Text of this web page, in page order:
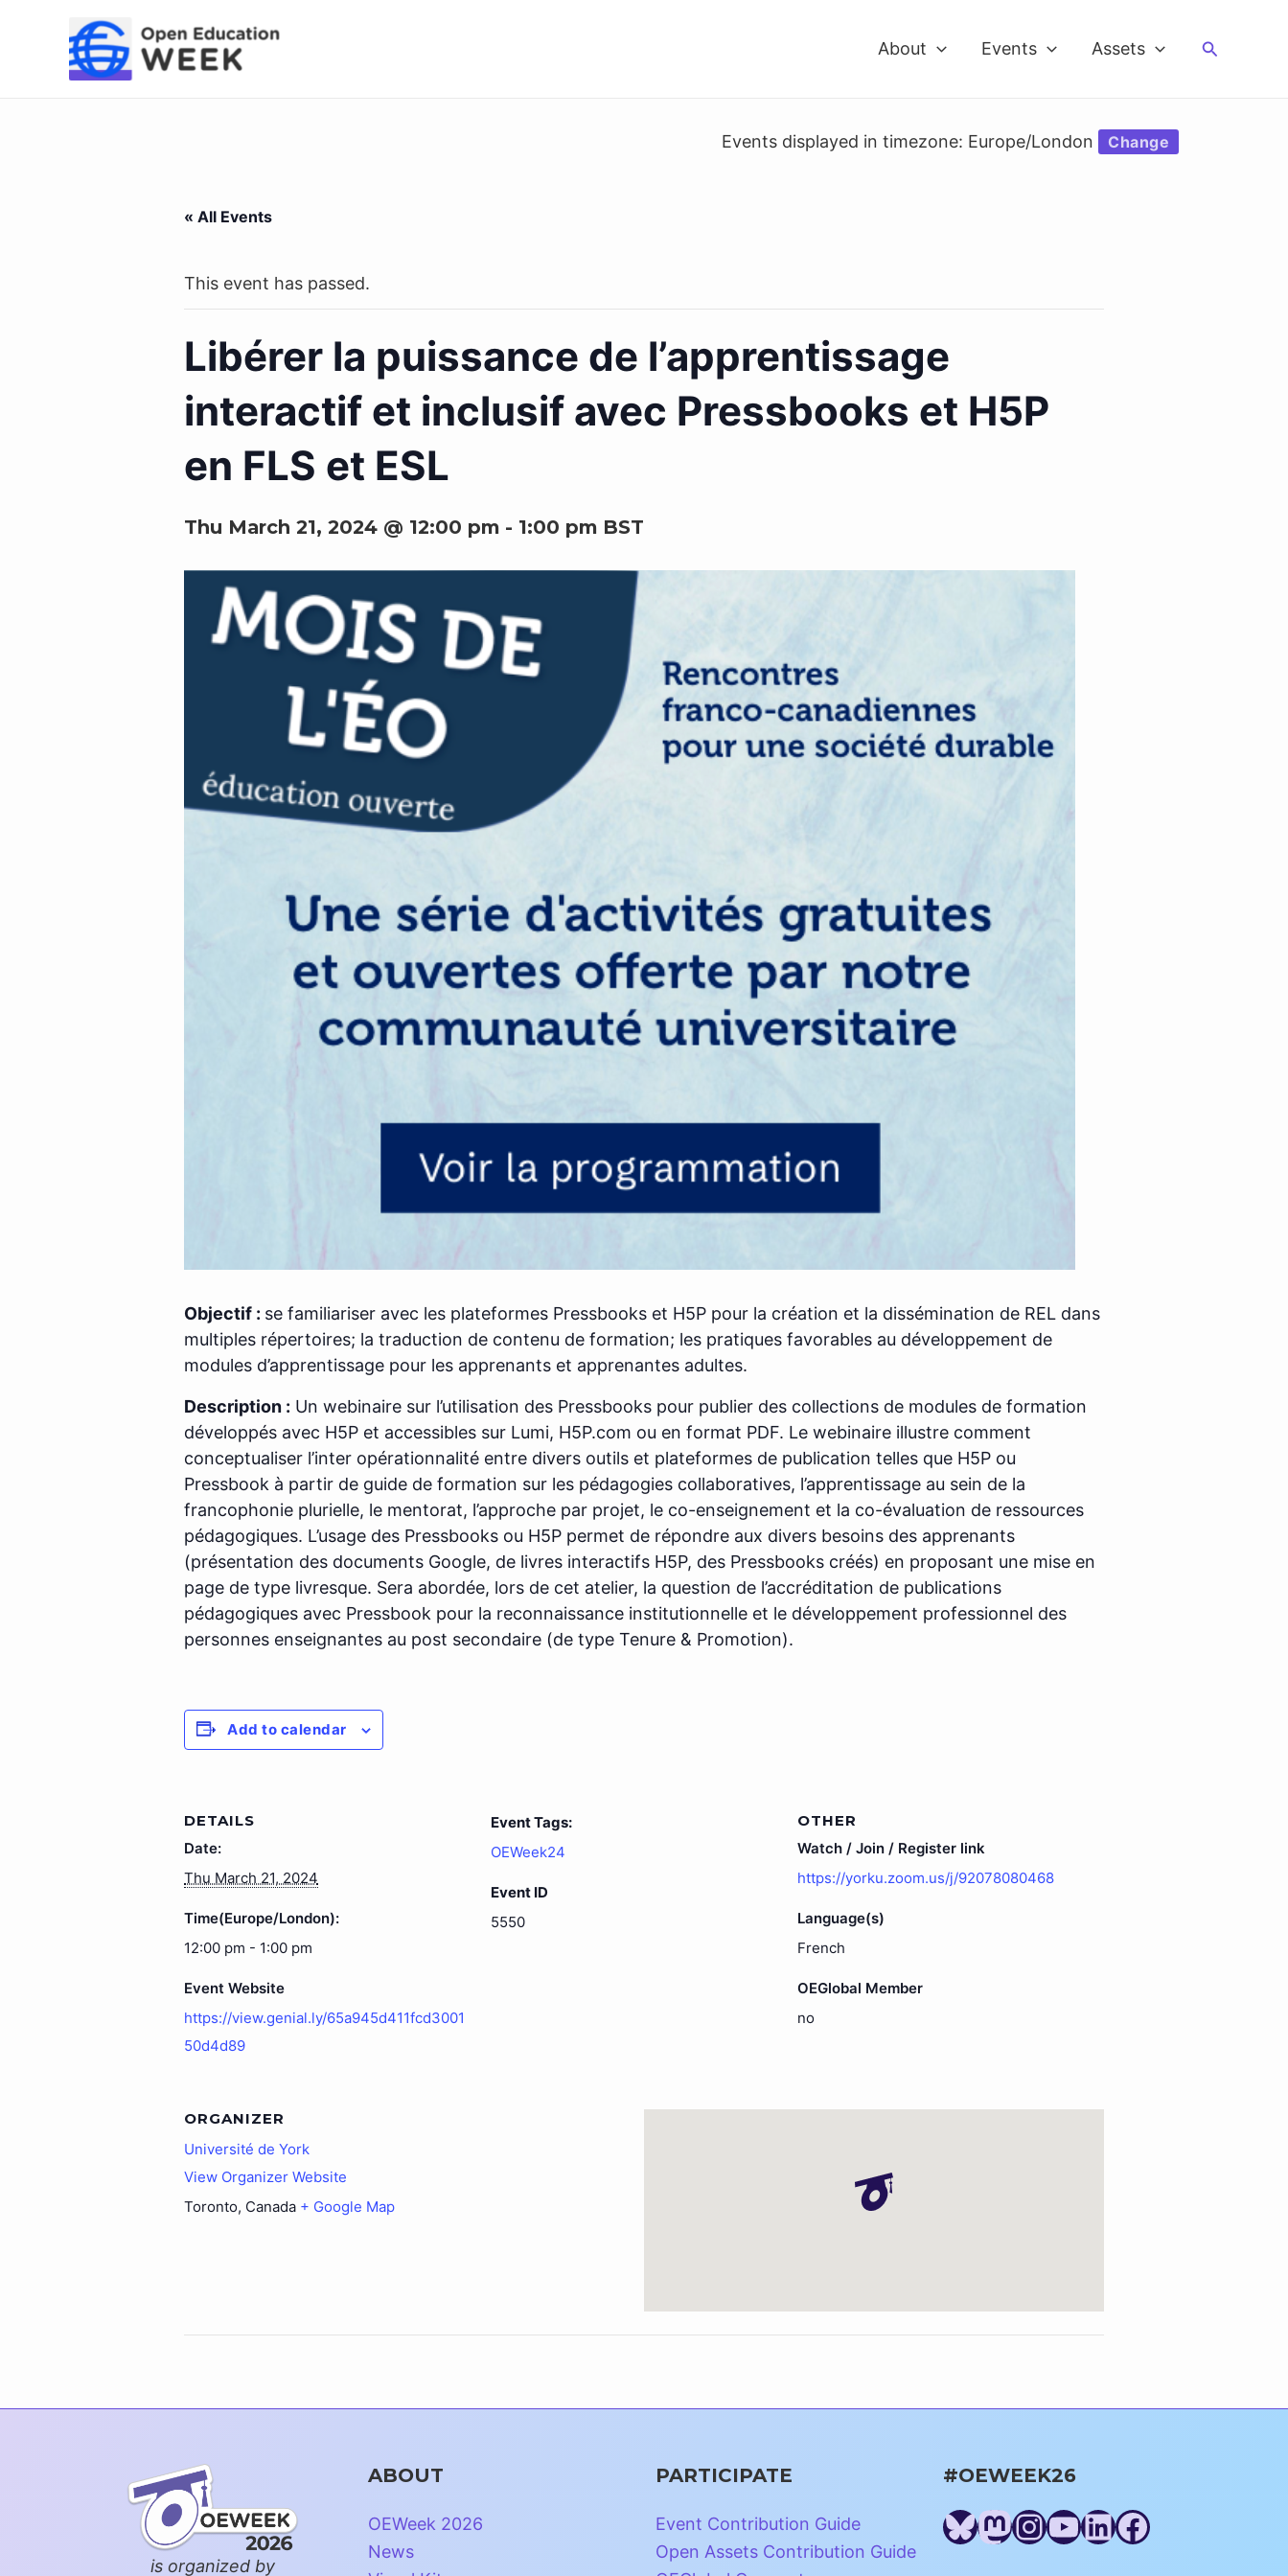
About Events Assets Search
Events displayed in timezone: Europe/London Change
« All Events
This event has passed.
Libérer la puissance de l’apprentissage
interactif et inclusif avec Pressbooks et H5P
en FLS et ESL
Thu March 21, 2024 @ 12:00 pm - 1:00 pm BST
Objectif : se familiariser avec les plateformes Pressbooks et H5P pour la création et la dissémination de REL dans
multiples répertoires; la traduction de contenu de formation; les pratiques favorables au développement de
modules d’apprentissage pour les apprenants et apprenantes adultes.
Description : Un webinaire sur l’utilisation des Pressbooks pour publier des collections de modules de formation
développés avec H5P et accessibles sur Lumi, H5P.com ou en format PDF. Le webinaire illustre comment
conceptualiser l’inter opérationnalité entre divers outils et plateformes de publication telles que H5P ou
Pressbook à partir de guide de formation sur les pédagogies collaboratives, l’apprentissage au sein de la
francophonie plurielle, le mentorat, l’approche par projet, le co-enseignement et la co-évaluation de ressources
pédagogiques. L’usage des Pressbooks ou H5P permet de répondre aux divers besoins des apprenants
(présentation des documents Google, de livres interactifs H5P, des Pressbooks créés) en proposant une mise en
page de type livresque. Sera abordée, lors de cet atelier, la question de l’accréditation de publications
pédagogiques avec Pressbook pour la reconnaissance institutionnelle et le développement professionnel des
personnes enseignantes au post secondaire (de type Tenure & Promotion).
Add to calendar
DETAILS
Date:
Thu March 21, 2024
Time(Europe/London):
12:00 pm - 1:00 pm
Event Website
https://view.genial.ly/65a945d411fcd3001
50d4d89
Event Tags:
OEWeek24
Event ID
5550
OTHER
Watch / Join / Register link
https://yorku.zoom.us/j/92078080468
Language(s)
French
OEGlobal Member
no
ORGANIZER
Université de York
View Organizer Website
Toronto, Canada + Google Map
is organized by
ABOUT
OEWeek 2026
News
PARTICIPATE
Event Contribution Guide
Open Assets Contribution Guide
#OEWEEK26
Bluesky
Mastodon
Instagram
YouTube
LinkedIn
Facebook